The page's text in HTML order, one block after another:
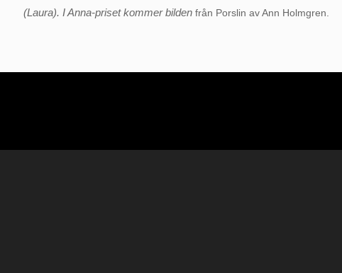
(Laura). I Anna-priset kommer bildenfrån Porslin av Ann Holmgren.